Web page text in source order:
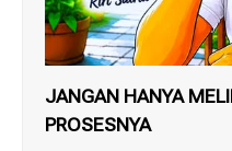
JANGAN HANYA
PROSESNYA